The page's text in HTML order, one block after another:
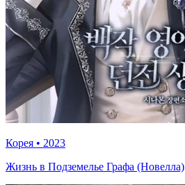
Корея • 2023
Жизнь в Подземелье Графа (Новелла)